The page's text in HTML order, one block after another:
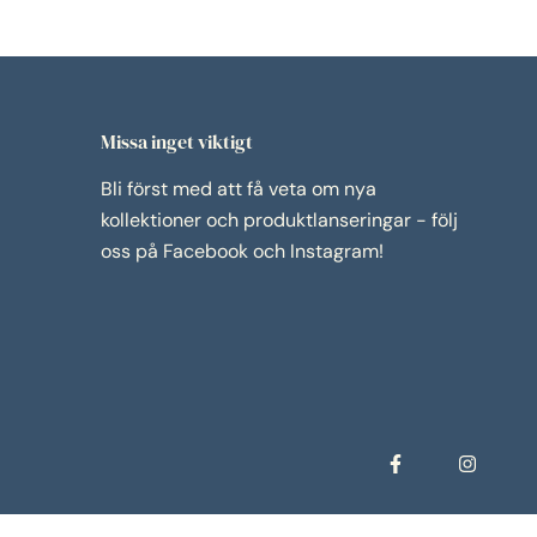
Missa inget viktigt
Bli först med att få veta om nya
kollektioner och produktlanseringar - följ
oss på Facebook och Instagram!